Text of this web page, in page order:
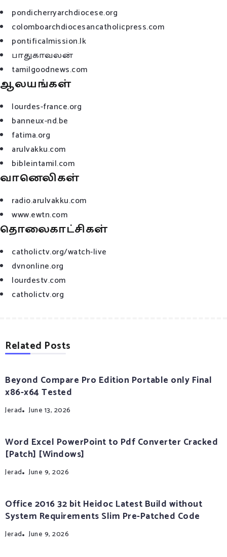
pondicherryarchdiocese.org
colomboarchdiocesancatholicpress.com
pontificalmission.lk
பாதுகாவலன்
tamilgoodnews.com
ஆலயங்கள்
lourdes-france.org
banneux-nd.be
fatima.org
arulvakku.com
bibleintamil.com
வானெலிகள்
radio.arulvakku.com
www.ewtn.com
தொலைகாட்சிகள்
catholictv.org/watch-live
dvnonline.org
lourdestv.com
catholictv.org
Related Posts
Beyond Compare Pro Edition Portable only Final
x86-x64 Tested
Jerad June 13, 2026
Word Excel PowerPoint to Pdf Converter Cracked
[Patch] [Windows]
Jerad June 9, 2026
Office 2016 32 bit Heidoc Latest Build without
System Requirements Slim Pre-Patched Code
Jerad June 9, 2026